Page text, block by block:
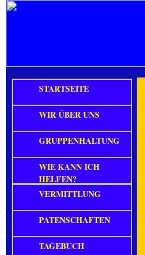
STARTSEITE
WIR ÜBER UNS
GRUPPENHALTUNG
WIE KANN ICH
HELFEN?
VERMITTLUNG
PATENSCHAFTEN
TAGEBUCH